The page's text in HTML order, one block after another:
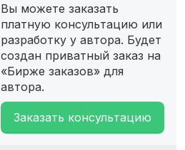
Вы можете заказать
платную консультацию или
разработку у автора. Будет
создан приватный заказ на
«Бирже заказов» для
автора.
Заказать консультацию